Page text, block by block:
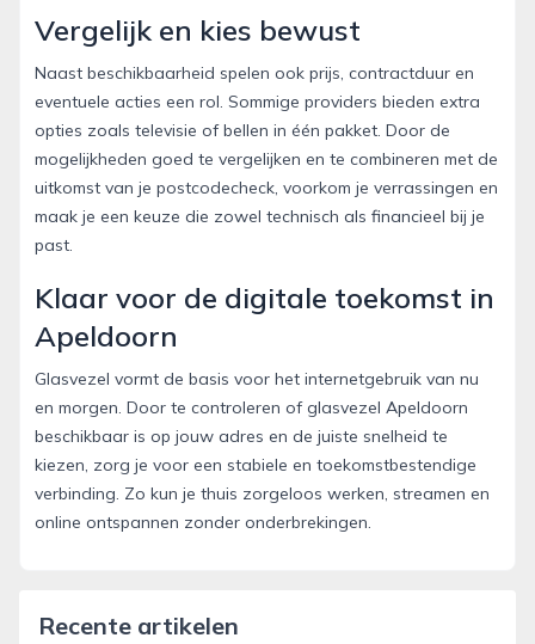
Vergelijk en kies bewust
Naast beschikbaarheid spelen ook prijs, contractduur en
eventuele acties een rol. Sommige providers bieden extra
opties zoals televisie of bellen in één pakket. Door de
mogelijkheden goed te vergelijken en te combineren met de
uitkomst van je postcodecheck, voorkom je verrassingen en
maak je een keuze die zowel technisch als financieel bij je
past.
Klaar voor de digitale toekomst in
Apeldoorn
Glasvezel vormt de basis voor het internetgebruik van nu
en morgen. Door te controleren of glasvezel Apeldoorn
beschikbaar is op jouw adres en de juiste snelheid te
kiezen, zorg je voor een stabiele en toekomstbestendige
verbinding. Zo kun je thuis zorgeloos werken, streamen en
online ontspannen zonder onderbrekingen.
Recente artikelen